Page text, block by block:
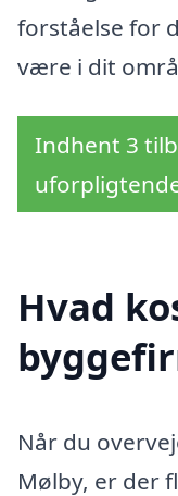
forståelse for
være i dit
Indhent 3
Hvad
Når du
Mølby, er der